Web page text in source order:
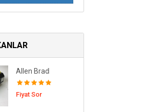
Allen Bradley 1326AS-B660E-21 AC
Fiyat Sor